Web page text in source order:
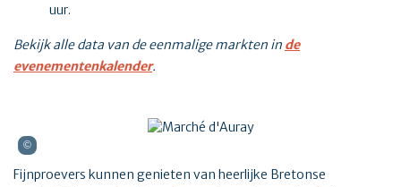
uur.
Bekijk alle data van de eenmalige markten in de
evenementenkalender.
Fijnproevers kunnen genieten van heerlijke Bretonse